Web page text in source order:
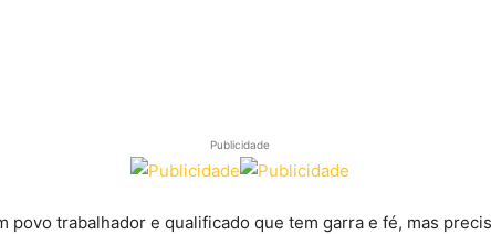
Publicidade
povo trabalhador e qualificado que tem garra e fé, mas